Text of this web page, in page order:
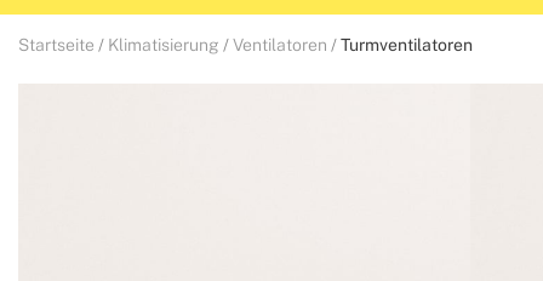
Startseite Klimatisierung Ventilatoren Turmventilatoren